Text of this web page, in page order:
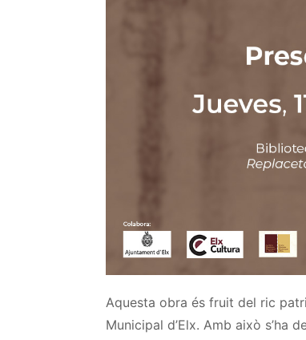
Aquesta obra és fruit del ric
Municipal d’Elx. Amb això s’ha